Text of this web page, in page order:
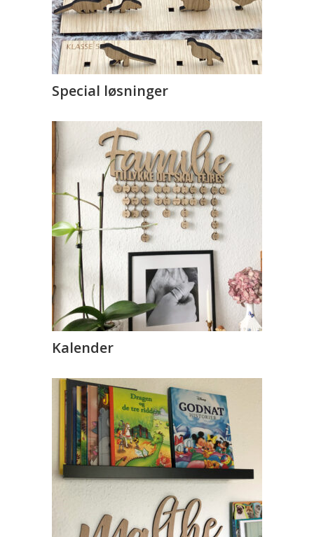
Special løsninger
Kalender